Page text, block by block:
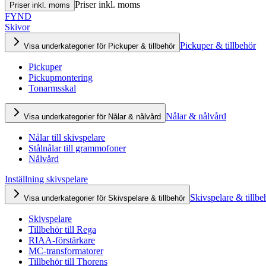
Priser inkl. moms Priser inkl. moms
FYND
Skivor
Visa underkategorier för Pickuper & tillbehör Pickuper & tillbehör
Pickuper
Pickupmontering
Tonarmsskal
Visa underkategorier för Nålar & nålvård Nålar & nålvård
Nålar till skivspelare
Stålnålar till grammofoner
Nålvård
Inställning skivspelare
Visa underkategorier för Skivspelare & tillbehör Skivspelare &
Skivspelare
Tillbehör till Rega
RIAA-förstärkare
MC-transformatorer
Tillbehör till Thorens